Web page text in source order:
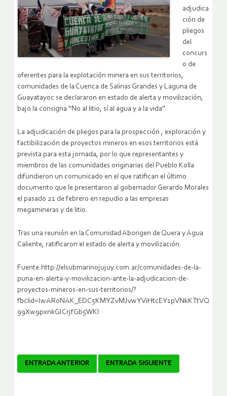
adjudica
ción de
pliegos
del
concurs
o de
oferentes para la explotación minera en sus territorios,
comunidades de la Cuenca de Salinas Grandes y Laguna de
Guayatayoc se declararon en estado de alerta y movilización,
bajo la consigna “No al litio, sí al agua y a la vida”.
La adjudicación de pliegos para la prospección , exploración y
factibilización de proyectos mineros en esos territorios está
prevista para esta jornada, por lo que representantes y
miembros de las comunidades originarias del Pueblo Kolla
difundieron un comunicado en el que ratifican el último
documento que le presentaron al gobernador Gerardo Morales
el pasado 21 de febrero en repudio a las empresas
megamineras y de litio.
Tras una reunión en la Comunidad Aborigen de Quera y Agua
Caliente, ratificaron el estado de alerta y movilización.
Fuente:http://elsubmarinojujuy.com.ar/comunidades-de-la-
puna-en-alerta-y-movilizacion-ante-la-adjudicacion-de-
proyectos-mineros-en-sus-territorios/?
fbclid=IwAR0NAK_EDC5KMYZvMJvwYViHtcEY1pVNkKTtVQ
99Xw9pxnkGICrjfGb5WKI
Navegador
ENTRADA ANTERIOR ENTRADA SIGUIENTE